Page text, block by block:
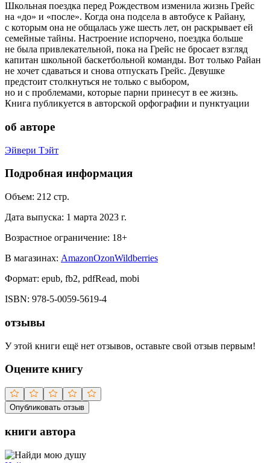
Школьная поездка перед Рождеством изменила жизнь Грейс
на «до» и «после». Когда она подсела в автобусе к Райану,
с которым она не общалась уже шесть лет, он раскрывает ей
семейные тайны. Настроение испорчено, поездка больше
не была привлекательной, пока на Грейс не бросает взгляд
капитан школьной баскетбольной команды. Вот только Райан
не хочет сдаваться и снова отпускать Грейс. Девушке
предстоит столкнуться не только с выбором,
но и с проблемами, которые парни принесут в ее жизнь.
Книга публикуется в авторской орфографии и пунктуации
об авторе
Эйвери Тэйт
Подробная информация
Объем: 212 стр.
Дата выпуска: 1 марта 2023 г.
Возрастное ограничение: 18+
В магазинах: AmazonOzonWildberries
Формат: epub, fb2, pdfRead, mobi
ISBN: 978-5-0059-5619-4
отзывы
У этой книги ещё нет отзывов, оставьте свой отзыв первым!
Оцените книгу
Опубликовать отзыв
книги автора